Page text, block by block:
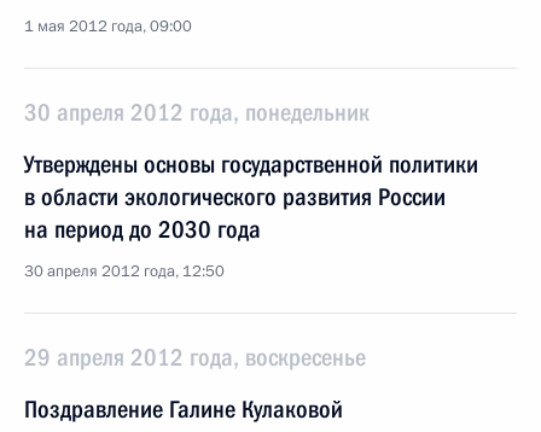
1 мая 2012 года, 09:00
30 апреля 2012 года, понедельник
Утверждены основы государственной политики
в области экологического развития России
на период до 2030 года
30 апреля 2012 года, 12:50
29 апреля 2012 года, воскресенье
Поздравление Галине Кулаковой